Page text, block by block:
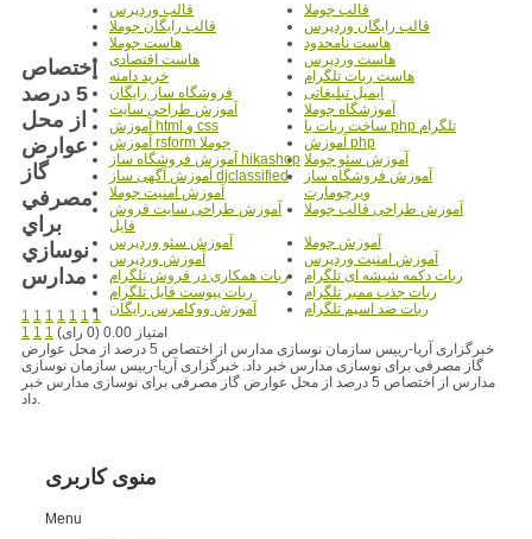
قالب جوملا
قالب وردپرس
قالب رایگان وردپرس
قالب رایگان جوملا
هاست نامحدود
هاست جوملا
هاست وردپرس
هاست اقتصادی
هاست ربات تلگرام
خرید دامنه
ایمیل تبلیغاتی
فروشگاه ساز رایگان
آموزشگاه جوملا
آموزش طراحی سایت
ساخت ربات با php تلگرام
آموزش html و css
آموزش php
آموزش rsform جوملا
آموزش سئو جوملا آموزش فروشگاه ساز hikashop
آموزش فروشگاه ساز
ویرچومارت
آموزش آگهی ساز djclassified
آموزش امنیت جوملا
آموزش طراحی قالب جوملا
آموزش طراحی سایت فروش
فایل
آموزش جوملا
آموزش سئو وردپرس
آموزش امنیت وردپرس
آموزش وردپرس
ربات دکمه شیشه ای تلگرام
ربات همکاری در فروش تلگرام
ربات جذب ممبر تلگرام
ربات پیوست فایل تلگرام
ربات ضد اسپم تلگرام
آموزش ووکامرس رایگان
اختصاص
5 درصد
از محل
عوارض
گاز
مصرفي
براي
نوسازي
مدارس
1 1 1 1 1 1 1
1 1 1
امتیاز 0.00 (0 رای)
خبرگزاری آریا-رییس سازمان نوسازی مدارس از اختصاص 5 درصد از محل عوارض
گاز مصرفی برای نوسازی مدارس خبر داد. خبرگزاری آریا-رییس سازمان نوسازی
مدارس از اختصاص 5 درصد از محل عوارض گاز مصرفی برای نوسازی مدارس خبر
داد.
منوی کاربری
Menu